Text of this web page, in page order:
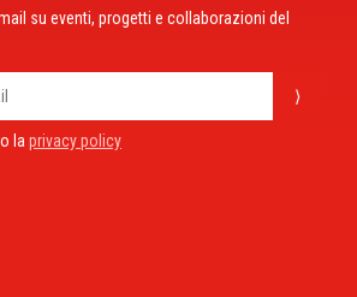
su eventi, progetti e collaborazioni del
⟩
la privacy policy